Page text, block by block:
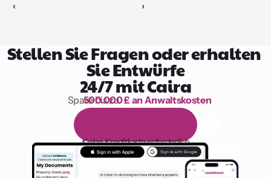
‹ ›
Stellen Sie Fragen oder erhalten
Sie Entwürfe
24/7 mit Caira
1.000 Stunden Lesen
Spare bis zu
500.000 £ an Anwaltskosten
äg on
Keine Kreditkarte erforderlich